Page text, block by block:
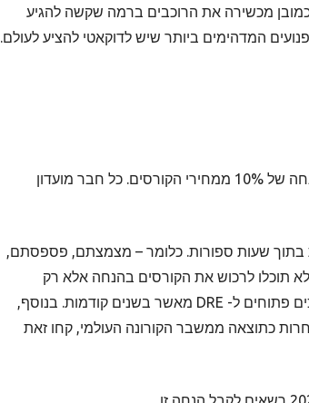
מכשירה את הרוכבים ברמה שקשה להגיע
המדהימים ביותר שיש לדוקאטי להציע לעולם.
גם השנה כמו בשנים קודמות, חברי מועדון DOC זכאים לקבל הנחה של 10% ממחירי הקורסים. כל חבר מועדון
בתוך שעות ספורות. כלומר – מצמצתם, פספסתם,
תוכלו לרכוש את הקורסים בהנחה אלא רק
במחיר מלא. בנוסף, השנה עושה רושם שיש הרבה פחות תאריכים פתוחים ל- DRE מאשר בשנים קודמות. בנוסף,
כתוצאה ממשבר הקורונה העולמי, קחו זאת